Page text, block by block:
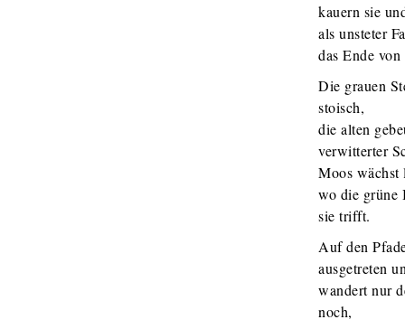
kauern sie
als unsteter
das Ende
Die grauen
stoisch,
die alten
verwitterter
Moos wächst
wo die grüne
sie trifft.
Auf den
ausgetreten
wandert nur
noch,